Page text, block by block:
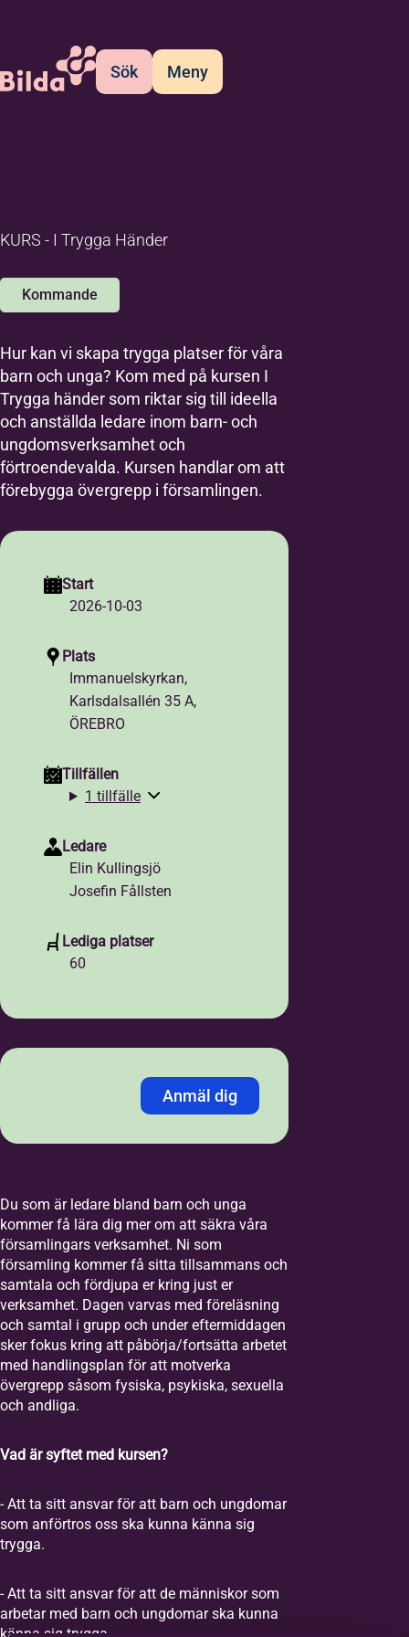
Sök Meny
KURS - I Trygga Händer
Kommande
Hur kan vi skapa trygga platser för våra
barn och unga? Kom med på kursen I
Trygga händer som riktar sig till ideella
och anställda ledare inom barn- och
ungdomsverksamhet och
förtroendevalda. Kursen handlar om att
förebygga övergrepp i församlingen.
Start
2026-10-03
Plats
Immanuelskyrkan,
Karlsdalsallén 35 A,
ÖREBRO
Tillfällen
1 tillfälle
Ledare
Elin Kullingsjö
Josefin Fållsten
Lediga platser
60
Anmäl dig
Personnummer
Personnummer /
Samordningsnummer*
Förnamn*
E-post*
Du som är ledare bland barn och unga
kommer få lära dig mer om att säkra våra
församlingars verksamhet. Ni som
församling kommer få sitta tillsammans och
samtala och fördjupa er kring just er
verksamhet. Dagen varvas med föreläsning
och samtal i grupp och under eftermiddagen
sker fokus kring att påbörja/fortsätta arbetet
med handlingsplan för att motverka
övergrepp såsom fysiska, psykiska, sexuella
och andliga.
Vad är syftet med kursen?
- Att ta sitt ansvar för att barn och ungdomar
som anförtros oss ska kunna känna sig
trygga.
- Att ta sitt ansvar för att de människor som
arbetar med barn och ungdomar ska kunna